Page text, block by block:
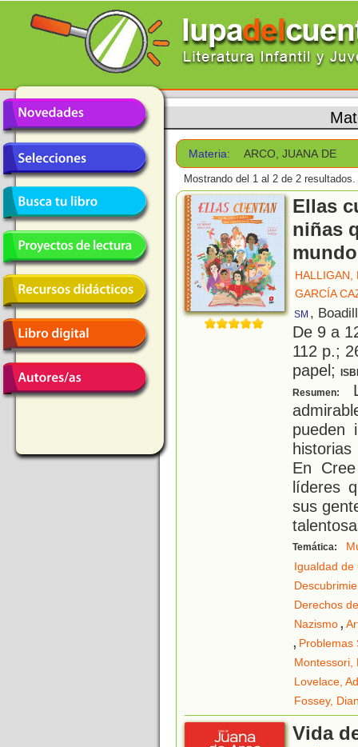
Materia: ARCO, JUANA DE
Mostrando del 1 al 2 de 2 resultados.
Ellas
niñas
mundo
HALLIGAN,
GARCÍA
SM ,
De 9 a
112 p.;
papel;
Resumen:
pueden
En
líderes
sus
Temática:
Igualdad de
Derechos
Nazismo,
, Problemas
Montessori,
Lovelace,
Fossey,
Vida